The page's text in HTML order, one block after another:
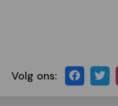
Volg ons: